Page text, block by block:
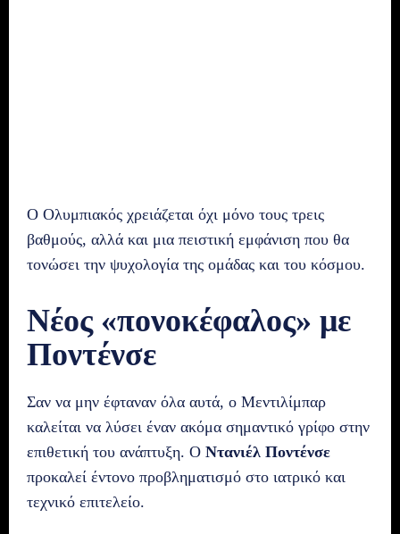
Ο Ολυμπιακός χρειάζεται όχι μόνο τους τρεις
βαθμούς, αλλά και μια πειστική εμφάνιση που θα
τονώσει την ψυχολογία της ομάδας και του κόσμου.
Νέος «πονοκέφαλος» με
Ποντένσε
Σαν να μην έφταναν όλα αυτά, ο Μεντιλίμπαρ
καλείται να λύσει έναν ακόμα σημαντικό γρίφο στην
επιθετική του ανάπτυξη. Ο Ντανιέλ Ποντένσε
προκαλεί έντονο προβληματισμό στο ιατρικό και
τεχνικό επιτελείο.